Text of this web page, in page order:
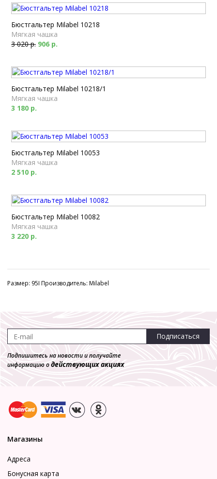
Бюстгальтер Milabel 10218
Мягкая чашка
3 020 р. 906 р.
Бюстгальтер Milabel 10218/1
Мягкая чашка
3 180 р.
Бюстгальтер Milabel 10053
Мягкая чашка
2 510 р.
Бюстгальтер Milabel 10082
Мягкая чашка
3 220 р.
Размер: 95I Производитель: Milabel
Подписаться
Подпишитесь на новости и получайте
информацию одействующих акциях
Магазины
Адреса
Бонусная карта